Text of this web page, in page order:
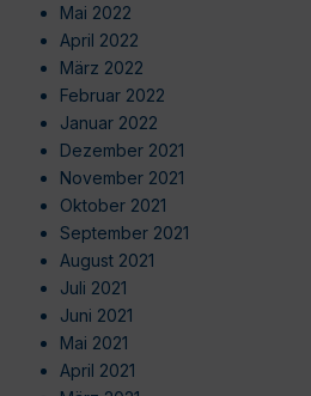
Mai 2022
April 2022
März 2022
Februar 2022
Januar 2022
Dezember 2021
November 2021
Oktober 2021
September 2021
August 2021
Juli 2021
Juni 2021
Mai 2021
April 2021